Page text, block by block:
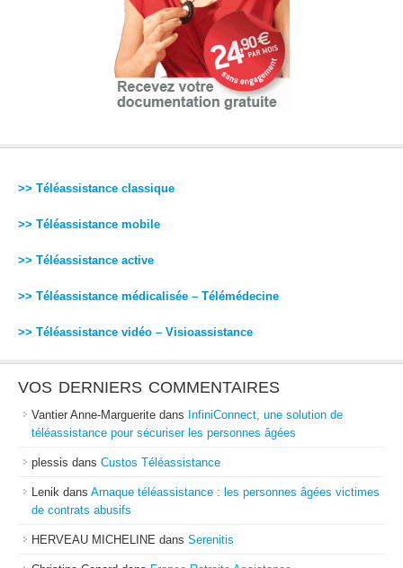
>> Téléassistance classique
>> Téléassistance mobile
>> Téléassistance active
>> Téléassistance médicalisée – Télémédecine
>> Téléassistance vidéo – Visioassistance
VOS DERNIERS COMMENTAIRES
Vantier Anne-Marguerite dans InfiniConnect, une solution de
téléassistance pour sécuriser les personnes âgées
plessis dans Custos Téléassistance
Lenik dans Arnaque téléassistance : les personnes âgées victimes
de contrats abusifs
HERVEAU MICHELINE dans Serenitis